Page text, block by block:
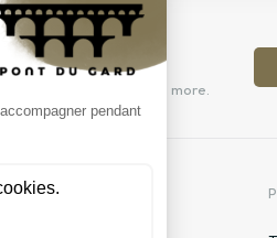
our events
our shows, visits and more.